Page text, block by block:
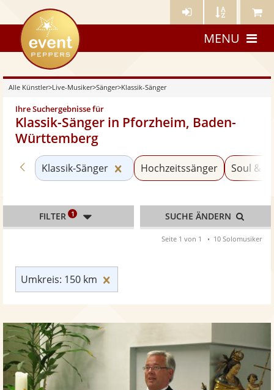
Künstler- Künstler Meine
eventpeppers
MENU
Alle Künstler>Live-Musiker>Sänger>Klassik-Sänger
Ihre Suchergebnisse für
Klassik-Sänger in Pforzheim, Baden-
Württemberg
Zurück zu «Sänger»
Klassik-Sänger Kategorie «Klassik-Sänger»
Hochzeitssänger Soul &
Umkreis: 150 km
FILTER 1 SUCHE ÄNDERN
Seite 1 von 1 10 Solomusiker